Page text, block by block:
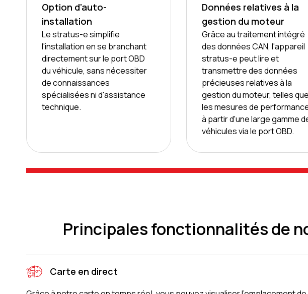
Option d'auto-
installation
Le stratus-e simplifie
l'installation en se branchant
directement sur le port OBD
du véhicule, sans nécessiter
de connaissances
spécialisées ni d'assistance
technique.
Données relatives à la
gestion du moteur
Grâce au traitement intégré
des données CAN, l'appareil
stratus-e peut lire et
transmettre des données
précieuses relatives à la
gestion du moteur, telles que
les mesures de
à partir d'une large gamme
véhicules via le port OBD.
Principales fonctionnalités de
Carte en direct